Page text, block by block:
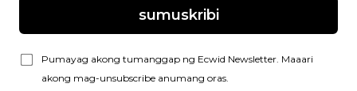
sumuskribi
Pumayag akong tumanggap ng Ecwid Newsletter. Maaari
akong mag-unsubscribe anumang oras.